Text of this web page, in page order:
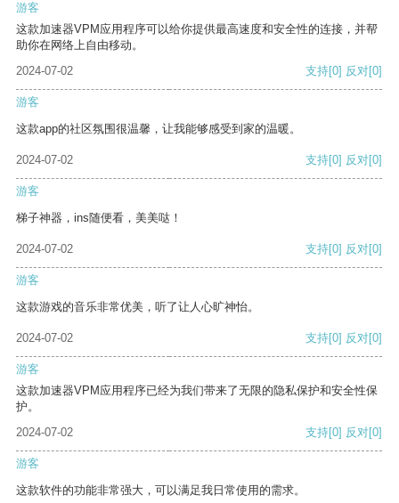
游客
这款加速器VPM应用程序可以给你提供最高速度和安全性的连接，并帮
助你在网络上自由移动。
2024-07-02
支持[0] 反对[0]
游客
这款app的社区氛围很温馨，让我能够感受到家的温暖。
2024-07-02 支持[0] 反对[0]
游客
梯子神器，ins随便看，美美哒！
2024-07-02 支持[0] 反对[0]
游客
这款游戏的音乐非常优美，听了让人心旷神怡。
2024-07-02 支持[0] 反对[0]
游客
这款加速器VPM应用程序已经为我们带来了无限的隐私保护和安全性保
护。
2024-07-02
支持[0] 反对[0]
游客
这款软件的功能非常强大，可以满足我日常使用的需求。